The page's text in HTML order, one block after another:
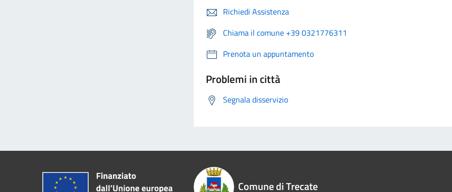
Richiedi Assistenza
Chiama il comune +39 0321776311
Prenota un appuntamento
Problemi in città
Segnala disservizio
Comune di Trecate